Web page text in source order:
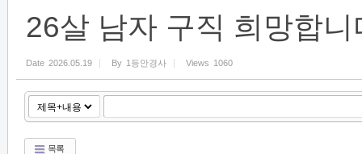
26살 남자 구직 희망합니
Date 2026.05.19 By 1등안경사 Views 1060
목록